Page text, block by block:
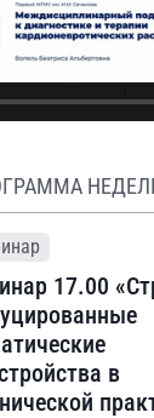
17.00
в